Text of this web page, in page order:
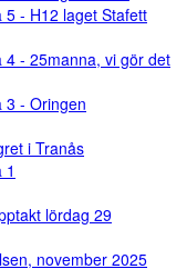
5 - H12 laget Stafett
4 - 25manna, vi gör det
3 - Oringen
i Tranås
1
lördag 29
november 2025